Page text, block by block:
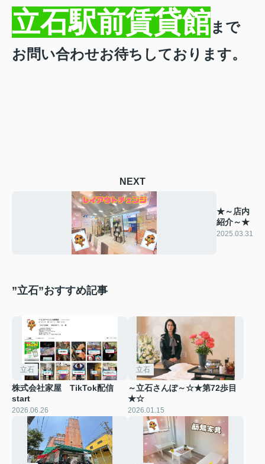
立石駅前賃貸館まで
お問い合わせお待ちしております。
NEXT
★～店内
紹介～★
2025.03.31
”立石”おすすめ記事
立石
株式会社家屋 TikTok配信
start
2026.06.26
立石
～立石さんぽ～☆★第72歩目
★☆
2026.01.15